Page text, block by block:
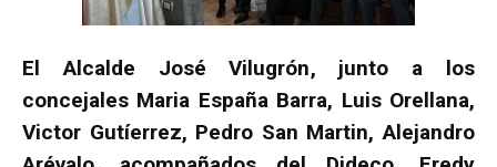
El Alcalde José Vilugrón, junto a los
concejales Maria España Barra, Luis Orellana,
Victor Gutíerrez, Pedro San Martin, Alejandro